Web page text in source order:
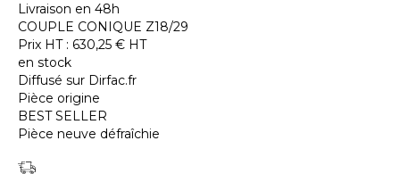
Livraison en 48h
COUPLE CONIQUE Z18/29
Prix HT : 630,25 € HT
en stock
Diffusé sur Dirfac.fr
Pièce origine
BEST SELLER
Pièce neuve défraîchie